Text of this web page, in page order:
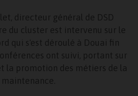
directeur général de DSD
du cluster est intervenu sur le
qui s'est déroulé à Douai fin
ont suivi, portant sur
la promotion des métiers de la
maintenance.